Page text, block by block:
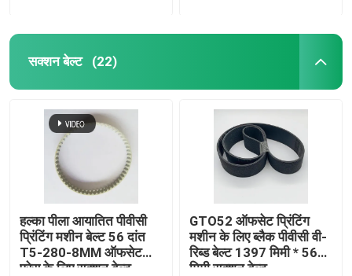
सक्शन बेल्ट (22)
हल्का पीला आयातित पीवीसी
प्रिंटिंग मशीन बेल्ट 56 दांत
T5-280-8MM ऑफसेट
प्रेस के लिए सक्शन बेल्ट
GTO52 ऑफसेट प्रिंटिंग
मशीन के लिए ब्लैक पीवीसी वी-
रिब्ड बेल्ट 1397 मिमी * 56
मिमी सक्शन बेल्ट